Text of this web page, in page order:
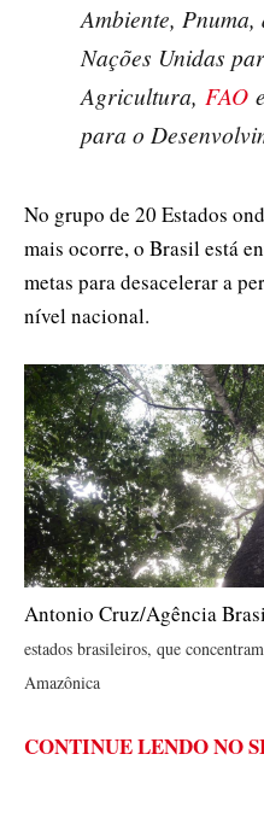
Ambiente,
Nações Unidas
Agricultura, FAO
para o
No grupo de 20 Estados
mais ocorre, o Brasil está
metas para desacelerar a
nível nacional.
Antonio Cruz/Agência
estados brasileiros, que
Amazônica
CONTINUE LENDO NO